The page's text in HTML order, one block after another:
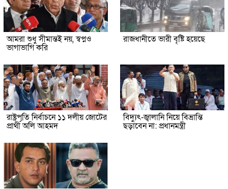
আমরা শুধু সীমান্তই নয়, স্বপ্নও
ভাগাভাগি করি
রাজধানীতে ভারী বৃষ্টি হয়েছে
রাষ্ট্রপতি নির্বাচনে ১১ দলীয় জোটের
প্রার্থী অলি আহমদ
বিদ্যুৎ-জ্বালানি নিয়ে বিভ্রান্তি
ছড়াবেন না: প্রধানমন্ত্রী